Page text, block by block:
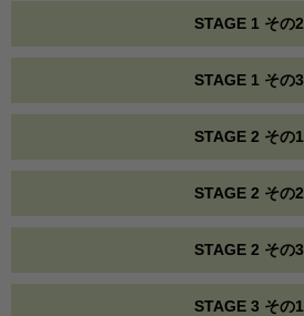
STAGE 1 その2
STAGE 1 その3
STAGE 2 その1
STAGE 2 その2
STAGE 2 その3
STAGE 3 その1